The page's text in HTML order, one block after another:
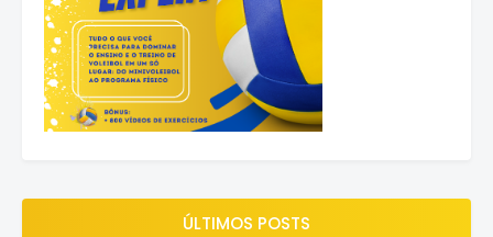
ÚLTIMOS POSTS